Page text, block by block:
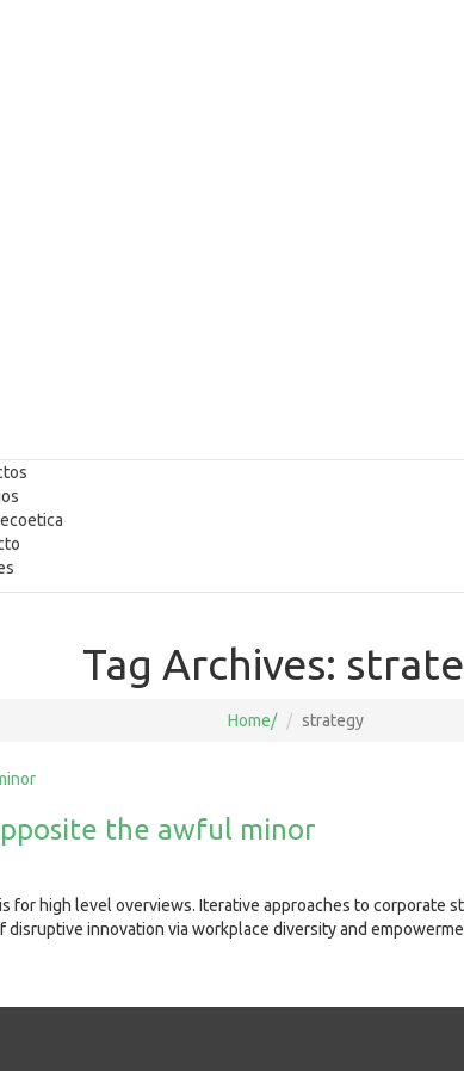
Tag Archives:
Home strategy
the awful minor
for high level overviews. Iterative approaches to
innovation via workplace diversity and